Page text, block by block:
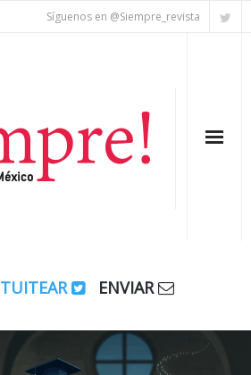
Síguenos en @Siempre_revista
TUITEAR
ENVIAR